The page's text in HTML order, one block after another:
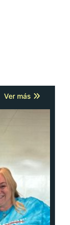
Ver más